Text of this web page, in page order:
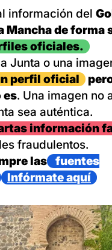
información del
Mancha de forma
oficiales.
Junta o una
perfil oficial
es. Una imagen no
sea auténtica.
información
fraudulentos.
las
fuentes
Infórmate aquí